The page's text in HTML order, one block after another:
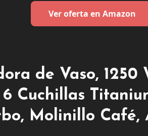
Ver oferta en Amazon
de Vaso, 1250
Cuchillas
Molinillo